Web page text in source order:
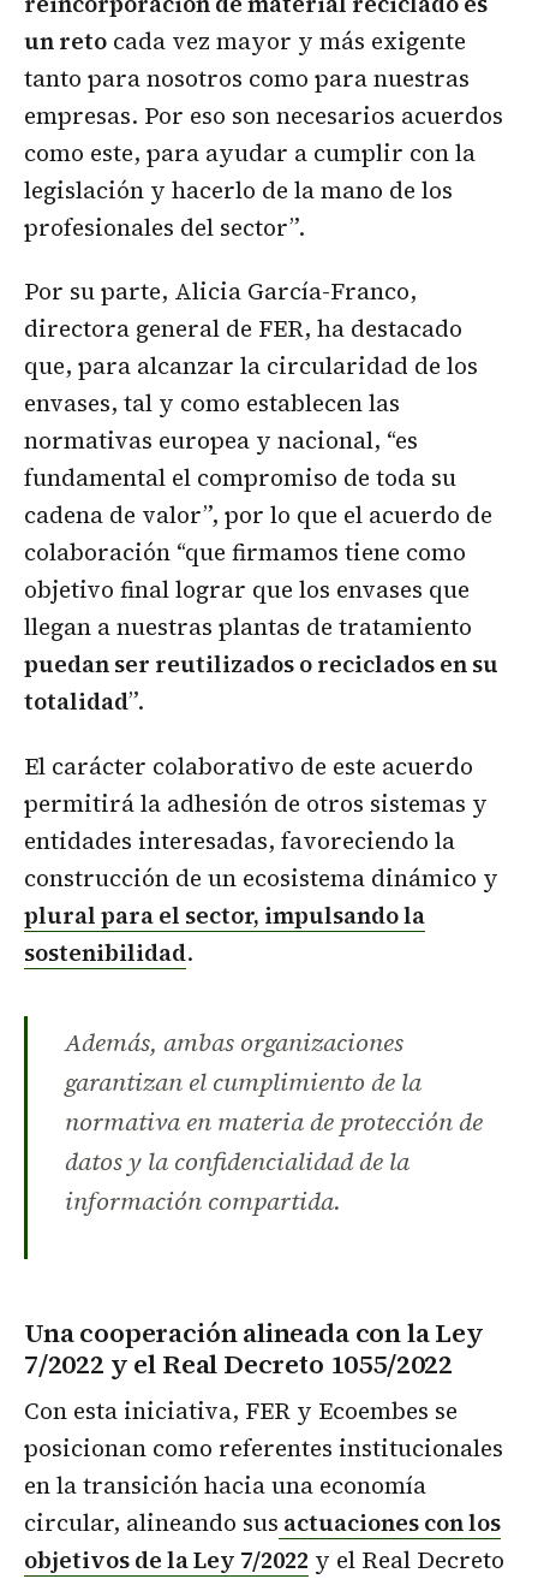
un reto cada vez mayor y más exigente
tanto para nosotros como para nuestras
empresas. Por eso son necesarios acuerdos
como este, para ayudar a cumplir con la
legislación y hacerlo de la mano de los
profesionales del sector”.
Por su parte, Alicia García-Franco,
directora general de FER, ha destacado
que, para alcanzar la circularidad de los
envases, tal y como establecen las
normativas europea y nacional, “es
fundamental el compromiso de toda su
cadena de valor”, por lo que el acuerdo de
colaboración “que firmamos tiene como
objetivo final lograr que los envases que
llegan a nuestras plantas de tratamiento
puedan ser reutilizados o reciclados en su
totalidad”.
El carácter colaborativo de este acuerdo
permitirá la adhesión de otros sistemas y
entidades interesadas, favoreciendo la
construcción de un ecosistema dinámico y
plural para el sector, impulsando la
sostenibilidad.
Además, ambas organizaciones
garantizan el cumplimiento de la
normativa en materia de protección de
datos y la confidencialidad de la
información compartida.
Una cooperación alineada con la Ley
7/2022 y el Real Decreto 1055/2022
Con esta iniciativa, FER y Ecoembes se
posicionan como referentes institucionales
en la transición hacia una economía
circular, alineando sus actuaciones con los
objetivos de la Ley 7/2022 y el Real Decreto